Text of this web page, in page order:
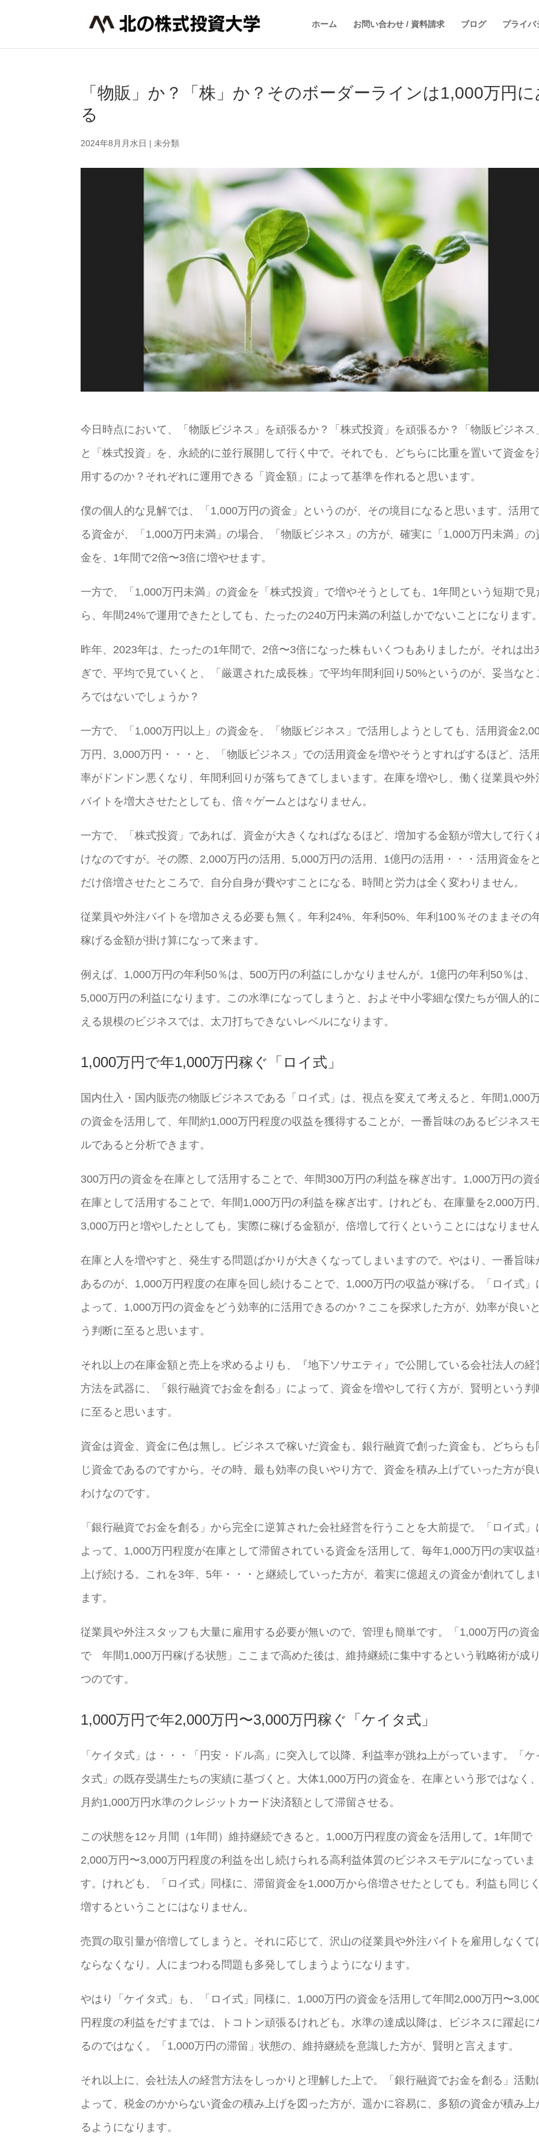
ホーム お問い合わせ / 資料請求 ブログ プライバ
「物販」か？「株」か？そのボーダーラインは1,000万円に
る
2024年8月月水日 | 未分類
今日時点において、「物販ビジネス」を頑張るか？「株式投資」を頑張るか？「物販ビジネス
と「株式投資」を、永続的に並行展開して行く中で。それでも、どちらに比重を置いて資金を
用するのか？それぞれに運用できる「資金額」によって基準を作れると思います。
僕の個人的な見解では、「1,000万円の資金」というのが、その境目になると思います。活用
る資金が、「1,000万円未満」の場合、「物販ビジネス」の方が、確実に「1,000万円未満」の
金を、1年間で2倍〜3倍に増やせます。
一方で、「1,000万円未満」の資金を「株式投資」で増やそうとしても、1年間という短期で見
ら、年間24%で運用できたとしても、たったの240万円未満の利益しかでないことになります。
昨年、2023年は、たったの1年間で、2倍〜3倍になった株もいくつもありましたが。それは出
ぎで、平均で見ていくと、「厳選された成長株」で平均年間利回り50%というのが、妥当なと
ろではないでしょうか？
一方で、「1,000万円以上」の資金を、「物販ビジネス」で活用しようとしても、活用資金
万円、3,000万円・・・と、「物販ビジネス」での活用資金を増やそうとすればするほど、活
率がドンドン悪くなり、年間利回りが落ちてきてしまいます。在庫を増やし、働く従業員や外
バイトを増大させたとしても、倍々ゲームとはなりません。
一方で、「株式投資」であれば、資金が大きくなればなるほど、増加する金額が増大して行く
けなのですが。その際、2,000万円の活用、5,000万円の活用、1億円の活用・・・活用資金を
だけ倍増させたところで、自分自身が費やすことになる、時間と労力は全く変わりません。
従業員や外注バイトを増加さえる必要も無く。年利24%、年利50%、年利100％そのままその
稼げる金額が掛け算になって来ます。
例えば、1,000万円の年利50％は、500万円の利益にしかなりませんが。1億円の年利50％は、
5,000万円の利益になります。この水準になってしまうと、およそ中小零細な僕たちが個人的
える規模のビジネスでは、太刀打ちできないレベルになります。
1,000万円で年1,000万円稼ぐ「ロイ式」
国内仕入・国内販売の物販ビジネスである「ロイ式」は、視点を変えて考えると、年間1,000
の資金を活用して、年間約1,000万円程度の収益を獲得することが、一番旨味のあるビジネス
ルであると分析できます。
300万円の資金を在庫として活用することで、年間300万円の利益を稼ぎ出す。1,000万円の資
在庫として活用することで、年間1,000万円の利益を稼ぎ出す。けれども、在庫量を2,000万円
3,000万円と増やしたとしても。実際に稼げる金額が、倍増して行くということにはなりません
在庫と人を増やすと、発生する問題ばかりが大きくなってしまいますので。やはり、一番旨味
あるのが、1,000万円程度の在庫を回し続けることで、1,000万円の収益が稼げる。「ロイ式」
よって、1,000万円の資金をどう効率的に活用できるのか？ここを探求した方が、効率が良い
う判断に至ると思います。
それ以上の在庫金額と売上を求めるよりも、『地下ソサエティ』で公開している会社法人の経
方法を武器に、「銀行融資でお金を創る」によって、資金を増やして行く方が、賢明という判
に至ると思います。
資金は資金、資金に色は無し。ビジネスで稼いだ資金も、銀行融資で創った資金も、どちらも
じ資金であるのですから。その時、最も効率の良いやり方で、資金を積み上げていった方が良
わけなのです。
「銀行融資でお金を創る」から完全に逆算された会社経営を行うことを大前提で。「ロイ式」
よって、1,000万円程度が在庫として滞留されている資金を活用して、毎年1,000万円の実収益
上げ続ける。これを3年、5年・・・と継続していった方が、着実に億超えの資金が創れてしま
ます。
従業員や外注スタッフも大量に雇用する必要が無いので、管理も簡単です。「1,000万円の資
で 年間1,000万円稼げる状態」ここまで高めた後は、維持継続に集中するという戦略術が成
つのです。
1,000万円で年2,000万円〜3,000万円稼ぐ「ケイタ式」
「ケイタ式」は・・・「円安・ドル高」に突入して以降、利益率が跳ね上がっています。「ケ
タ式」の既存受講生たちの実績に基づくと。大体1,000万円の資金を、在庫という形ではなく
月約1,000万円水準のクレジットカード決済額として滞留させる。
この状態を12ヶ月間（1年間）維持継続できると。1,000万円程度の資金を活用して。1年間で
2,000万円〜3,000万円程度の利益を出し続けられる高利益体質のビジネスモデルになっていま
す。けれども、「ロイ式」同様に、滞留資金を1,000万から倍増させたとしても。利益も同じ
増するということにはなりません。
売買の取引量が倍増してしまうと。それに応じて、沢山の従業員や外注バイトを雇用しなくて
ならなくなり。人にまつわる問題も多発してしまうようになります。
やはり「ケイタ式」も、「ロイ式」同様に、1,000万円の資金を活用して年間2,000万円〜
円程度の利益をだすまでは、トコトン頑張るけれども。水準の達成以降は、ビジネスに躍起に
るのではなく。「1,000万円の滞留」状態の、維持継続を意識した方が、賢明と言えます。
それ以上に、会社法人の経営方法をしっかりと理解した上で。「銀行融資でお金を創る」活動
よって、税金のかからない資金の積み上げを図った方が、遥かに容易に、多額の資金が積み上
るようになります。